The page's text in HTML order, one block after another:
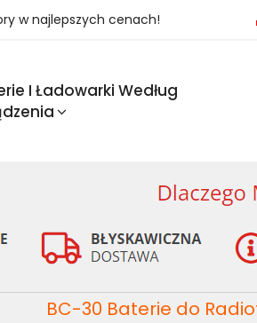
w najlepszych cenach!
I Ładowarki Według
BC-30 Baterie do